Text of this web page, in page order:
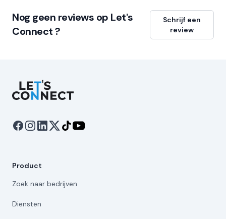
Nog geen reviews op Let's
Connect ?
Schrijf een
review
Let's Connect
Product
Zoek naar bedrijven
Diensten